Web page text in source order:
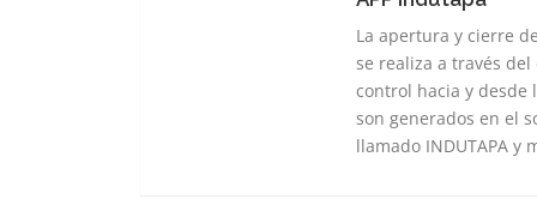
Indutapa
La apertura y cierre de
se realiza a través
control hacia y desde
son generados en el
llamado INDUTAPA